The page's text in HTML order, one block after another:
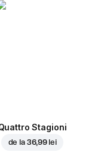
Stagioni
de la 36,99 lei